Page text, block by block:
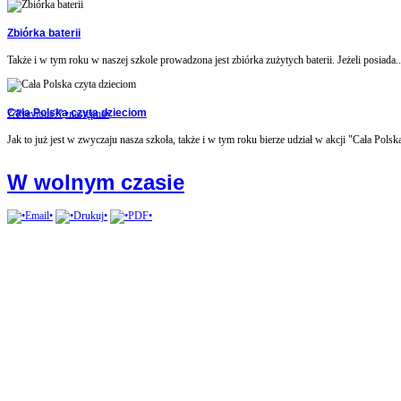
Zbiórka baterii
Także i w tym roku w naszej szkole prowadzona jest zbiórka zużytych baterii. Jeżeli posiada...
Cała Polska czyta dzieciom
Jak to już jest w zwyczaju nasza szkoła, także i w tym roku bierze udział w akcji "Cała Polska
??Previous?? •następna•
W wolnym czasie